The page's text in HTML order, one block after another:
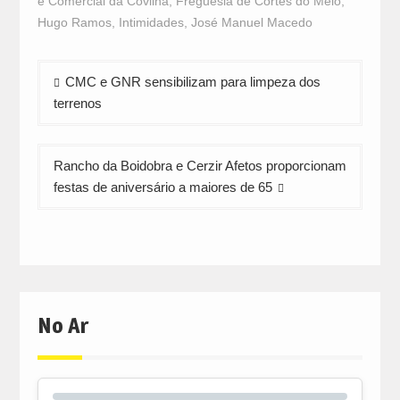
new
window)
new
window)
new
window)
Hugo Ramos, Intimidades, José Manuel Macedo
Navegação
de
CMC e GNR sensibilizam para limpeza dos
terrenos
Rancho da Boidobra e Cerzir Afetos proporcionam
festas de aniversário a maiores de 65
No Ar